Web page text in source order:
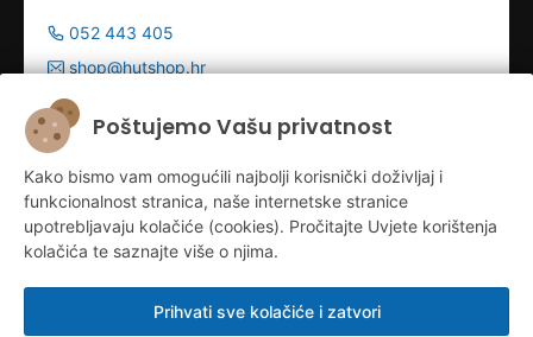
Poštujemo Vašu privatnost
Kako bismo vam omogućili najbolji korisnički doživljaj i
funkcionalnost stranica, naše internetske stranice
upotrebljavaju kolačiće (cookies). Pročitajte Uvjete korištenja
kolačića te saznajte više o njima.
Prihvati sve kolačiće i zatvori
052 443 405
shop@hutshop.hr
Radno vrijeme:
Pon - Pet 9:00-19:00h
Sub 9:00-13:00